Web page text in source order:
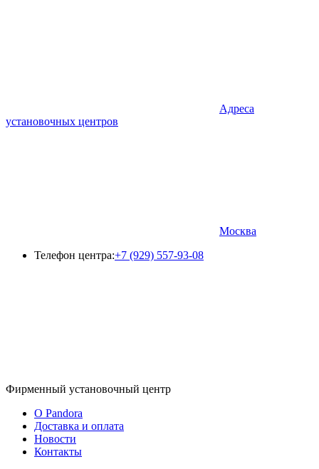
Адреса
установочных центров
Москва
Телефон центра:+7 (929) 557-93-08
Фирменный установочный центр
O Pandora
Доставка и оплата
Новости
Контакты